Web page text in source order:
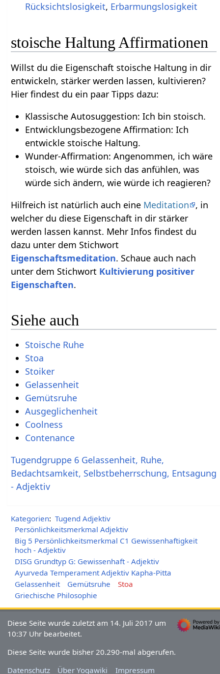
Rücksichtslosigkeit, Erbarmungslosigkeit
stoische Haltung Affirmationen
Willst du die Eigenschaft stoische Haltung in dir
entwickeln, stärker werden lassen, kultivieren?
Hier findest du ein paar Tipps dazu:
Klassische Autosuggestion: Ich bin stoisch.
Entwicklungsbezogene Affirmation: Ich
entwickle stoische Haltung.
Wunder-Affirmation: Angenommen, ich wäre
stoisch, wie würde sich das anfühlen, was
würde sich ändern, wie würde ich reagieren?
Hilfreich ist natürlich auch eine Meditation
, in
welcher du diese Eigenschaft in dir stärker
werden lassen kannst. Mehr Infos findest du
dazu unter dem Stichwort
Eigenschaftsmeditation. Schaue auch nach
unter dem Stichwort Kultivierung positiver
Eigenschaften.
Siehe auch
Stoische Ruhe
Stoa
Stoiker
Gelassenheit
Gemütsruhe
Ausgeglichenheit
Coolness
Contenance
Tugendgruppe 6 Gelassenheit, Ruhe,
Bedachtsamkeit, Selbstbeherrschung, Entsagung
- Adjektiv
Kategorien: Tugend Adjektiv
Persönlichkeitsmerkmal Adjektiv
Big 5 Persönlichkeitsmerkmal C1 Gewissenhaftigkeit
hoch - Adjektiv
DISG Grundtyp G: Gewissenhaft - Adjektiv
Ayurveda Temperament Adjektiv Kapha-Pitta
Gelassenheit
Gemütsruhe
Stoa
Griechische Philosophie
Diese Seite wurde zuletzt am 14. Juli 2017 um
10:37 Uhr bearbeitet.
Diese Seite wurde bisher 20.290-mal abgerufen.
Datenschutz
Über Yogawiki Impressum